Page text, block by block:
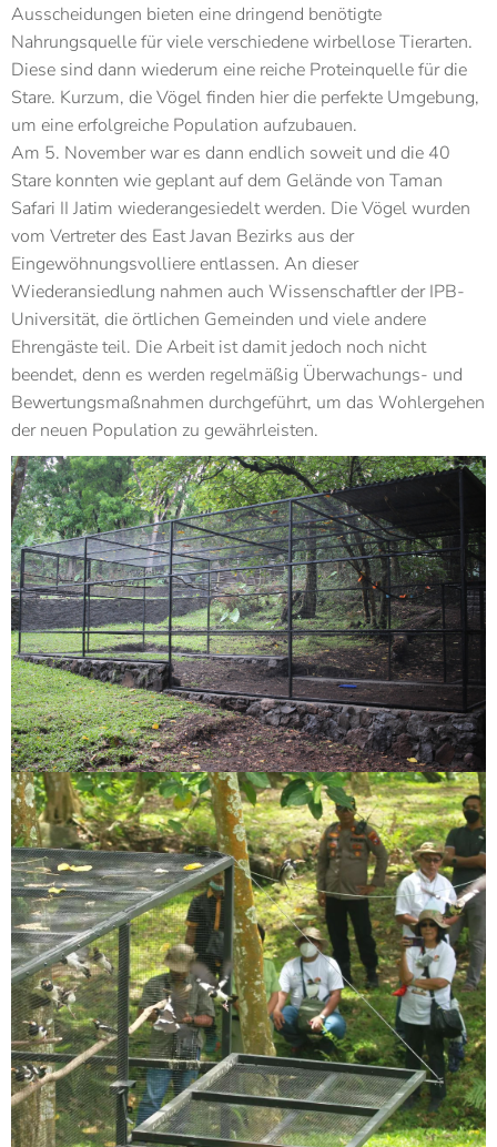
Ausscheidungen bieten eine dringend benötigte
Nahrungsquelle für viele verschiedene wirbellose Tierarten.
Diese sind dann wiederum eine reiche Proteinquelle für die
Stare. Kurzum, die Vögel finden hier die perfekte Umgebung,
um eine erfolgreiche Population aufzubauen.
Am 5. November war es dann endlich soweit und die 40
Stare konnten wie geplant auf dem Gelände von Taman
Safari II Jatim wiederangesiedelt werden. Die Vögel wurden
vom Vertreter des East Javan Bezirks aus der
Eingewöhnungsvolliere entlassen. An dieser
Wiederansiedlung nahmen auch Wissenschaftler der IPB-
Universität, die örtlichen Gemeinden und viele andere
Ehrengäste teil. Die Arbeit ist damit jedoch noch nicht
beendet, denn es werden regelmäßig Überwachungs- und
Bewertungsmaßnahmen durchgeführt, um das Wohlergehen
der neuen Population zu gewährleisten.